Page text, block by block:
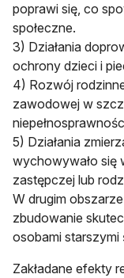
poprawi się, co
społeczne.
3) Działania
ochrony dzieci i
4) Rozwój
zawodowej w
5) Działania
wychowywało się
zastępczej lub
W drugim
zbudowanie
osobami starszymi
Zakładane efekty